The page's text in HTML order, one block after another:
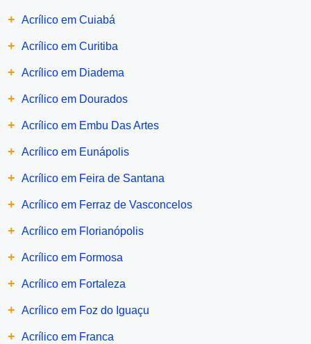
+ Acrílico em Cuiabá
+ Acrílico em Curitiba
+ Acrílico em Diadema
+ Acrílico em Dourados
+ Acrílico em Embu Das Artes
+ Acrílico em Eunápolis
+ Acrílico em Feira de Santana
+ Acrílico em Ferraz de Vasconcelos
+ Acrílico em Florianópolis
+ Acrílico em Formosa
+ Acrílico em Fortaleza
+ Acrílico em Foz do Iguaçu
+ Acrílico em Franca